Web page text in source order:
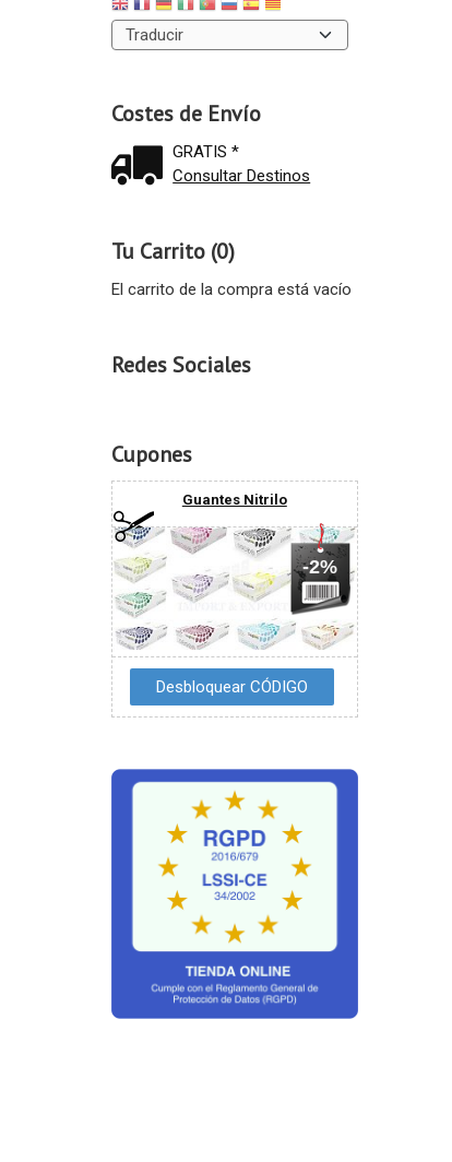
Costes de Envío
GRATIS *
Consultar Destinos
Tu Carrito (0)
El carrito de la compra está vacío
Redes Sociales
Cupones
Guantes Nitrilo
-2%